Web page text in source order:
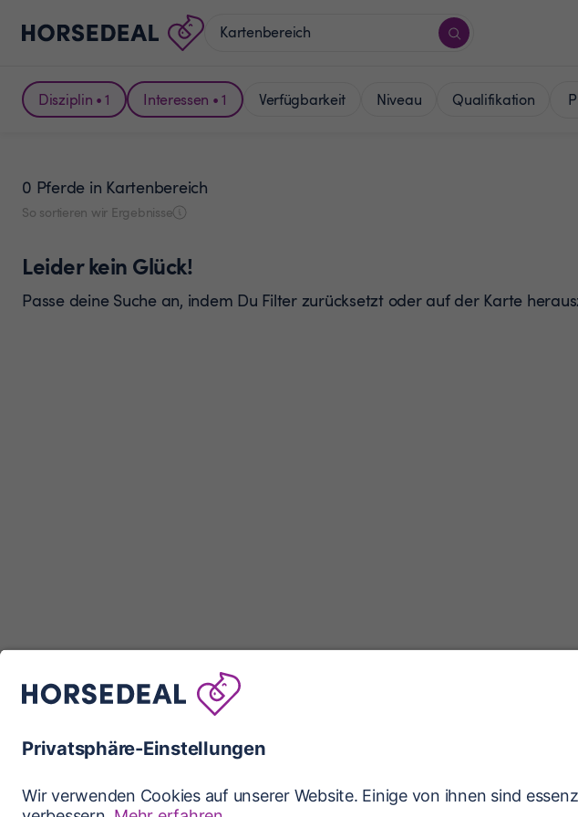
Disziplin • 1 Interessen • 1 Verfügbarkeit Niveau Qualifikation
0 Pferde in Kartenbereich
So sortieren wir Ergebnisse
Leider kein Glück!
Passe deine Suche an, indem Du Filter zurücksetzt oder auf der Karte